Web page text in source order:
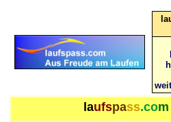
laufspass.com